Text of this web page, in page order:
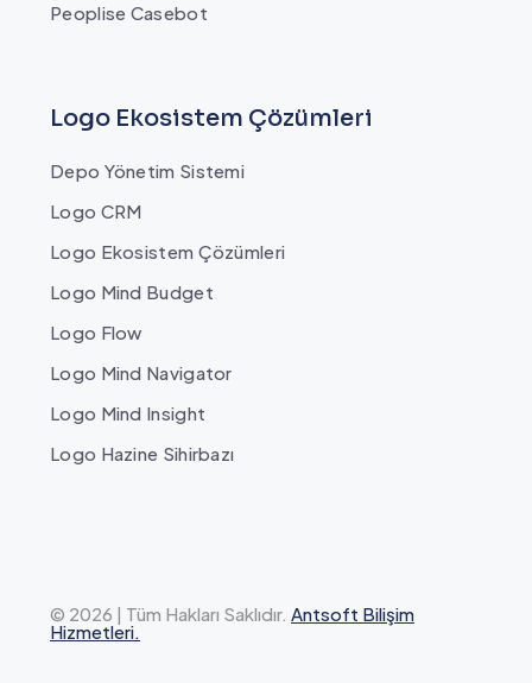
Peoplise Casebot
Logo Ekosistem Çözümleri
Depo Yönetim Sistemi
Logo CRM
Logo Ekosistem Çözümleri
Logo Mind Budget
Logo Flow
Logo Mind Navigator
Logo Mind Insight
Logo Hazine Sihirbazı
© 2026 | Tüm Hakları Saklıdır. Antsoft Bilişim
Hizmetleri.